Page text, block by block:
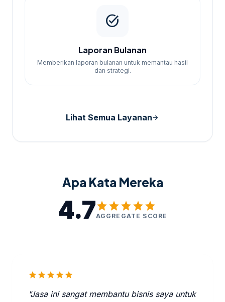
task_alt
Laporan Bulanan
Memberikan laporan bulanan untuk memantau hasil
dan strategi.
Lihat Semua Layananarrow_forward
Apa Kata Mereka
4.7starstarstarstarstar
AGGREGATE SCORE
starstarstarstarstar
"Jasa ini sangat membantu bisnis saya untuk